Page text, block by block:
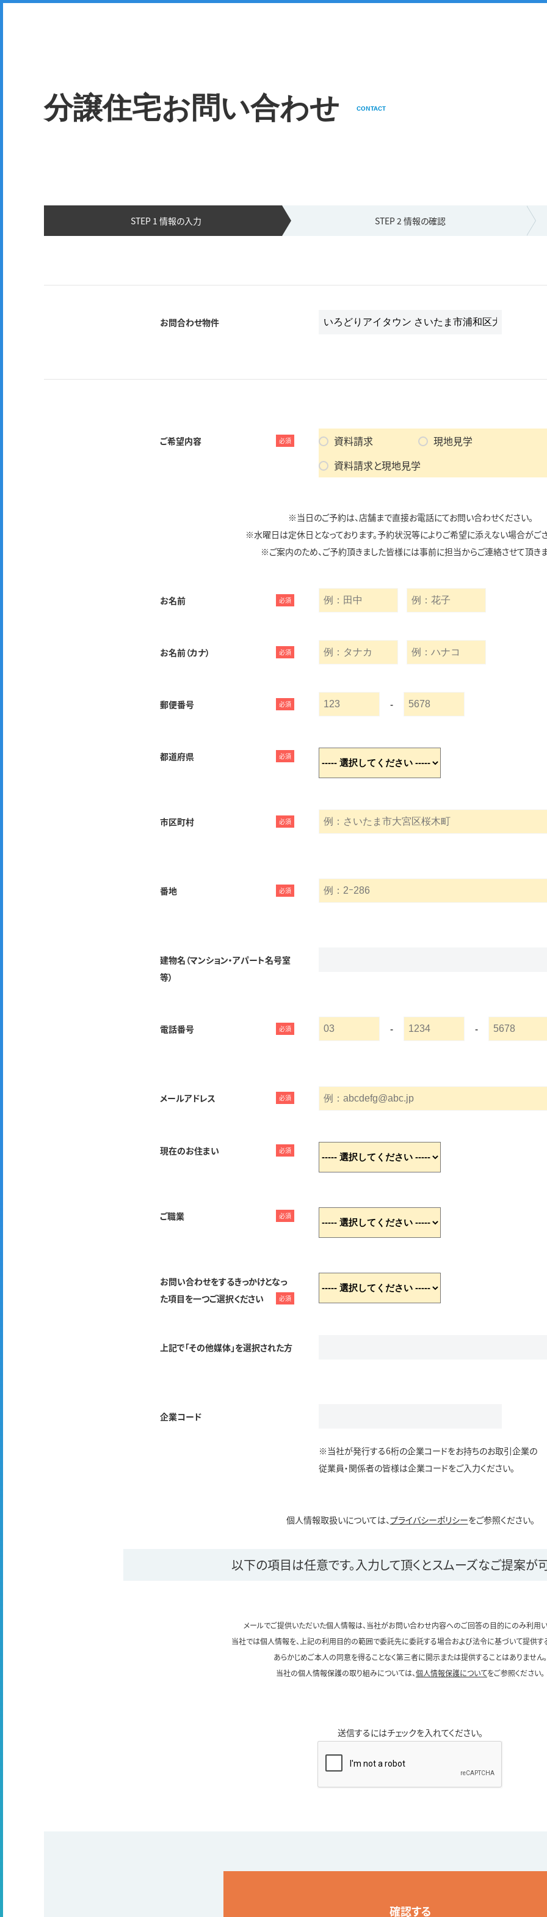
分譲住宅お問い合わせ CONTACT
STEP 1 情報の入力 STEP 2 情報の確認
お問合わせ物件
ご希望内容 必須 資料請求
現地見学
資料請求と現地見学
※当日のご予約は、店舗まで直接お電話にてお問い合わせください。
※水曜日は定休日となっております。予約状況等によりご希望に添えない場合がござ
※ご案内のため、ご予約頂きました皆様には事前に担当からご連絡させて頂きま
お名前 必須
お名前（カナ） 必須
郵便番号 必須 -
都道府県 必須
市区町村 必須
番地 必須
建物名（マンション・アパート名号室
等）
電話番号 必須 - -
メールアドレス 必須
現在のお住まい 必須
ご職業 必須
お問い合わせをするきっかけとなっ
た項目を一つご選択ください
必須
上記で「その他媒体」を選択された方
企業コード
※当社が発行する6桁の企業コードをお持ちのお取引企業の
従業員・関係者の皆様は企業コードをご入力ください。
個人情報取扱いについては、プライバシーポリシーをご参照ください。
以下の項目は任意です。入力して頂くとスムーズなご提案が
メールでご提供いただいた個人情報は、当社がお問い合わせ内容へのご回答の目的にのみ利用い
当社では個人情報を、上記の利用目的の範囲で委託先に委託する場合および法令に基づいて提供す
あらかじめご本人の同意を得ることなく第三者に開示または提供することはありません。
当社の個人情報保護の取り組みについては、個人情報保護についてをご参照ください。
送信するにはチェックを入れてください。
確認する